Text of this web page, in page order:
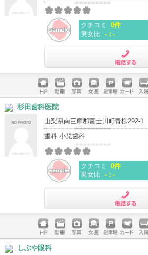
クチコミ
0件
男女比 -：-
ホームペ
ージ
動画 写真 女医 駐車場
クレジッ
入院
杉田歯科医院
山梨県南巨摩郡富士川町青柳292-1
歯科 小児歯科
クチコミ
0件
男女比 -：-
ホームペ
ージ
動画 写真 女医 駐車場
クレジッ
入院
しぶや眼科